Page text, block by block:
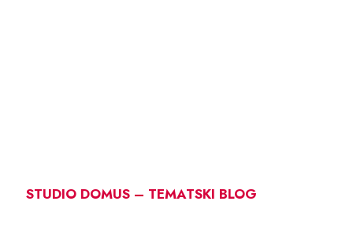
STUDIO DOMUS – TEMATSKI BLOG